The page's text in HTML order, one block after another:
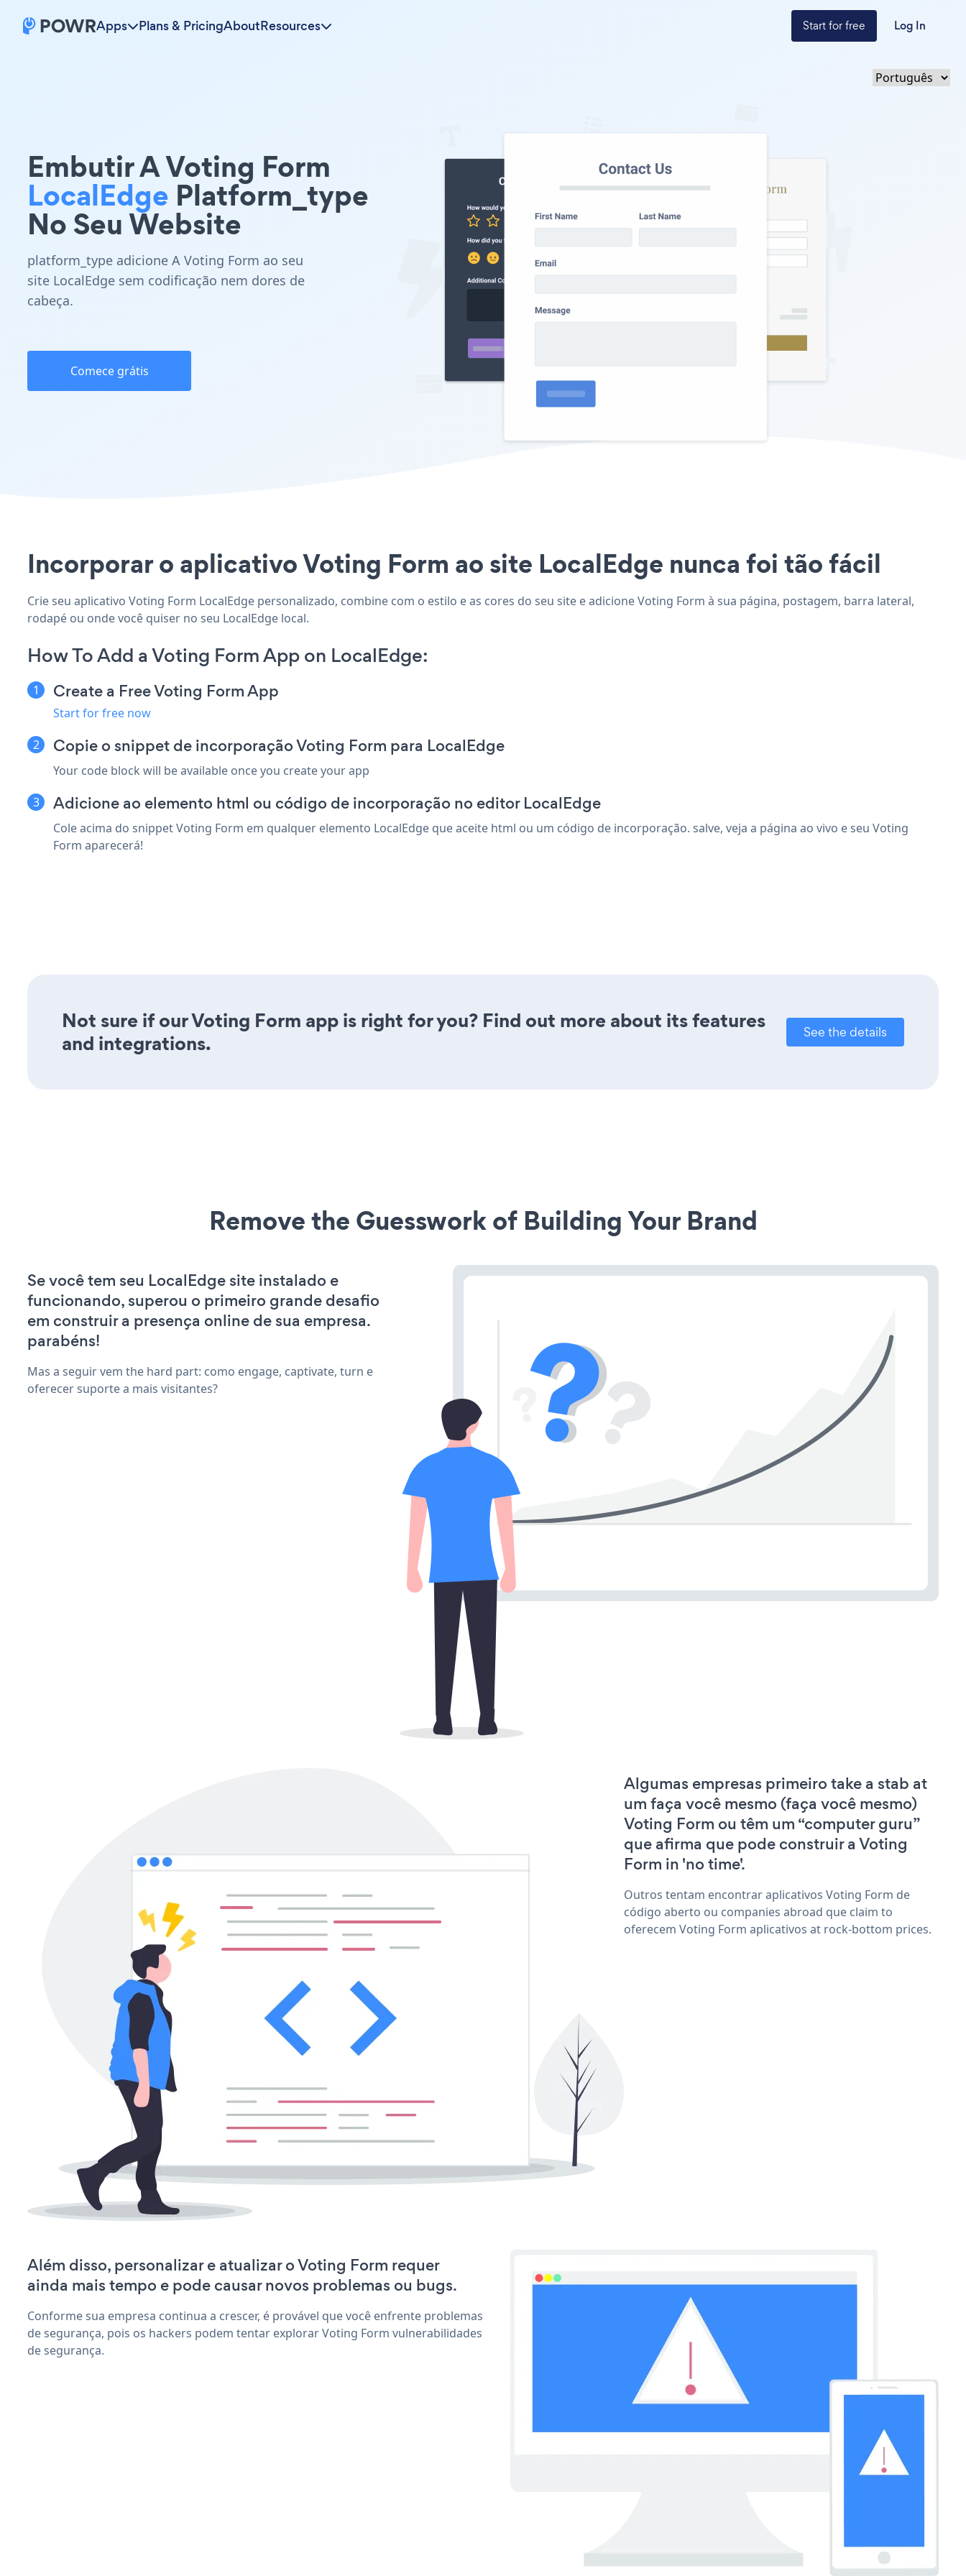
Apps Plans & PricingAboutResources Start for free Log In
Embutir A Voting Form
LocalEdge Platform_type
No Seu Website
platform_type adicione A Voting Form ao seu
site LocalEdge sem codificação nem dores de
cabeça.
Comece grátis
Incorporar o aplicativo Voting Form ao site LocalEdge nunca foi tão fácil
Crie seu aplicativo Voting Form LocalEdge personalizado, combine com o estilo e as cores do seu site e adicione Voting Form à sua página, postagem, barra lateral,
rodapé ou onde você quiser no seu LocalEdge local.
How To Add a Voting Form App on LocalEdge:
Create a Free Voting Form App
Start for free now
Copie o snippet de incorporação Voting Form para LocalEdge
Your code block will be available once you create your app
Adicione ao elemento html ou código de incorporação no editor LocalEdge
Cole acima do snippet Voting Form em qualquer elemento LocalEdge que aceite html ou um código de incorporação. salve, veja a página ao vivo e seu Voting
Form aparecerá!
Not sure if our Voting Form app is right for you? Find out more about its features
and integrations.
See the details
Remove the Guesswork of Building Your Brand
Se você tem seu LocalEdge site instalado e
funcionando, superou o primeiro grande desafio
em construir a presença online de sua empresa.
parabéns!
Mas a seguir vem the hard part: como engage, captivate, turn e
oferecer suporte a mais visitantes?
Algumas empresas primeiro take a stab at
um faça você mesmo (faça você mesmo)
Voting Form ou têm um “computer guru”
que afirma que pode construir a Voting
Form in 'no time'.
Outros tentam encontrar aplicativos Voting Form de
código aberto ou companies abroad que claim to
oferecem Voting Form aplicativos at rock-bottom prices.
Além disso, personalizar e atualizar o Voting Form requer
ainda mais tempo e pode causar novos problemas ou bugs.
Conforme sua empresa continua a crescer, é provável que você enfrente problemas
de segurança, pois os hackers podem tentar explorar Voting Form vulnerabilidades
de segurança.